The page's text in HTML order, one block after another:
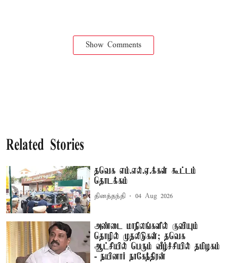
Show Comments
Related Stories
தவெக எம்.எல்.ஏ.க்கள் கூட்டம்
தொடக்கம்
தினத்தந்தி 04 Aug 2026
அண்டை மாநிலங்களில் குவியும்
தொழில் முதலீடுகள்; தவெக
ஆட்சியில் பெரும் வீழ்ச்சியில் தமிழகம்
- நயினார் நாகேந்திரன்